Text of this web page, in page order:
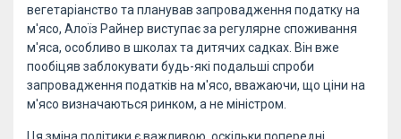
вегетаріанство та планував запровадження податку на
м'ясо, Алоїз Райнер виступає за регулярне споживання
м'яса, особливо в школах та дитячих садках. Він вже
пообіцяв заблокувати будь-які подальші спроби
запровадження податків на м'ясо, вважаючи, що ціни на
м'ясо визначаються ринком, а не міністром.